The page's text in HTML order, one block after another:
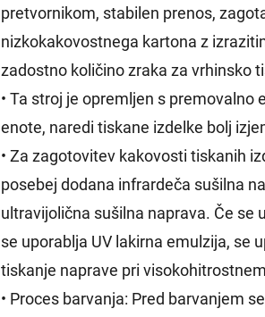
pretvornikom, stabilen prenos,
nizkokakovostnega kartona z
zadostno količino zraka za vrhinsko
• Ta stroj je opremljen s
enote, naredi tiskane izdelke bolj
• Za zagotovitev kakovosti tiskanih
posebej dodana infrardeča sušilna
ultravijolična sušilna naprava. Če se
se uporablja UV lakirna emulzija, se
tiskanje naprave pri
• Proces barvanja: Pred barvanjem